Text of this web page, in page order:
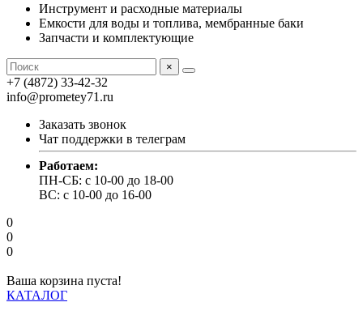
Инструмент и расходные материалы
Емкости для воды и топлива, мембранные баки
Запчасти и комплектующие
×
+7 (4872) 33-42-32
info@prometey71.ru
Заказать звонок
Чат поддержки в телеграм
Работаем:
ПН-СБ: с 10-00 до 18-00
ВС: с 10-00 до 16-00
0
0
0
Ваша корзина пуста!
КАТАЛОГ